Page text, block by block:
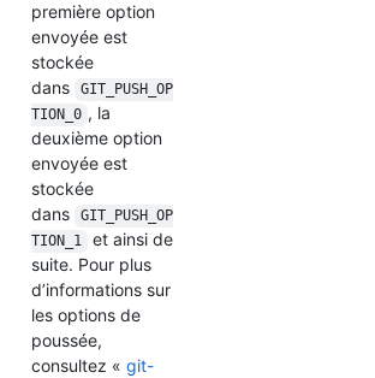
première option
envoyée est
stockée
dans
GIT_PUSH_OP
TION_0 , la
deuxième option
envoyée est
stockée
dans
GIT_PUSH_OP
TION_1
et ainsi de
suite. Pour plus
d’informations sur
les options de
poussée,
consultez « git-